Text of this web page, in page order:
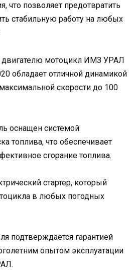
что позволяет предотвратить
стабильную работу на любых
мотоцикл ИМЗ УРАЛ
обладает отличной динамикой
скорости до 100
оснащен системой
топлива, что обеспечивает
сгорание топлива.
стартер, который
в любых погодных
подтверждается гарантией
опытом эксплуатации